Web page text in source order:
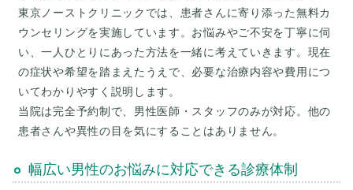
東京ノーストクリニックでは、患者さんに寄り添った無料カ
ウンセリングを実施しています。お悩みやご不安を丁寧に伺
い、一人ひとりにあった方法を一緒に考えていきます。現在
の症状や希望を踏まえたうえで、必要な治療内容や費用につ
いてわかりやすく説明します。
当院は完全予約制で、男性医師・スタッフのみが対応。他の
幅広い男性のお悩みに対応できる診療体制